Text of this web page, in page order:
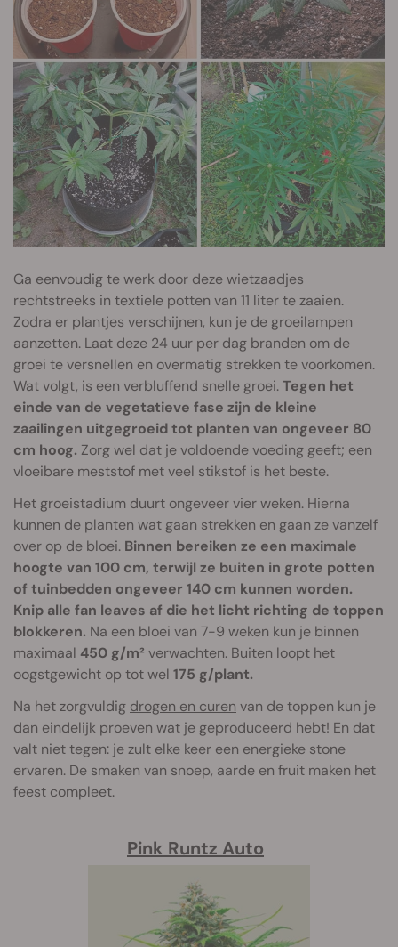
Ga eenvoudig te werk door deze wietzaadjes
rechtstreeks in textiele potten van 11 liter te zaaien.
Zodra er plantjes verschijnen, kun je de groeilampen
aanzetten. Laat deze 24 uur per dag branden om de
groei te versnellen en overmatig strekken te voorkomen.
Wat volgt, is een verbluffend snelle groei.Tegen het
einde van de vegetatieve fase zijn de kleine
zaailingen uitgegroeid tot planten van ongeveer 80
cm hoog. Zorg wel dat je voldoende voeding geeft; een
vloeibare meststof met veel stikstof is het beste.
Het groeistadium duurt ongeveer vier weken. Hierna
kunnen de planten wat gaan strekken en gaan ze vanzelf
over op de bloei. Binnen bereiken ze een maximale
hoogte van 100 cm, terwijl ze buiten in grote potten
of tuinbedden ongeveer 140 cm kunnen worden.
Knip alle fan leaves af die het licht richting de toppen
blokkeren. Na een bloei van 7-9 weken kun je binnen
maximaal 450 g/m² verwachten. Buiten loopt het
oogstgewicht op tot wel 175 g/plant.
Na het zorgvuldig drogen en curen van de toppen kun je
dan eindelijk proeven wat je geproduceerd hebt! En dat
valt niet tegen: je zult elke keer een energieke stone
ervaren. De smaken van snoep, aarde en fruit maken het
feest compleet.
Pink Runtz Auto